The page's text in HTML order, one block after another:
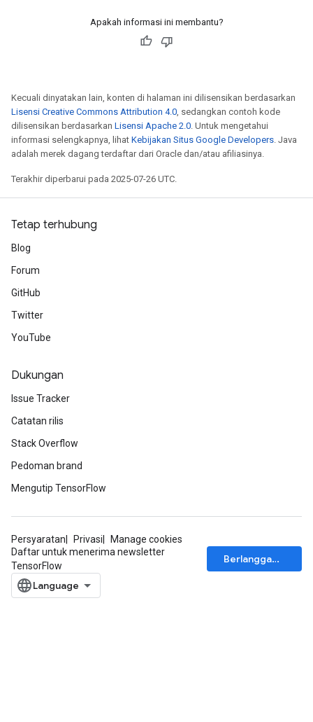
Apakah informasi ini membantu?
Kecuali dinyatakan lain, konten di halaman ini dilisensikan berdasarkan
Lisensi Creative Commons Attribution 4.0, sedangkan contoh kode
dilisensikan berdasarkan Lisensi Apache 2.0. Untuk mengetahui
informasi selengkapnya, lihat Kebijakan Situs Google Developers. Java
adalah merek dagang terdaftar dari Oracle dan/atau afiliasinya.
Terakhir diperbarui pada 2025-07-26 UTC.
Tetap terhubung
Blog
Forum
GitHub
Twitter
YouTube
Dukungan
Issue Tracker
Catatan rilis
Stack Overflow
Pedoman brand
Mengutip TensorFlow
Persyaratan Privasi
Manage cookies
Daftar untuk menerima newsletter
TensorFlow
Berlangganan